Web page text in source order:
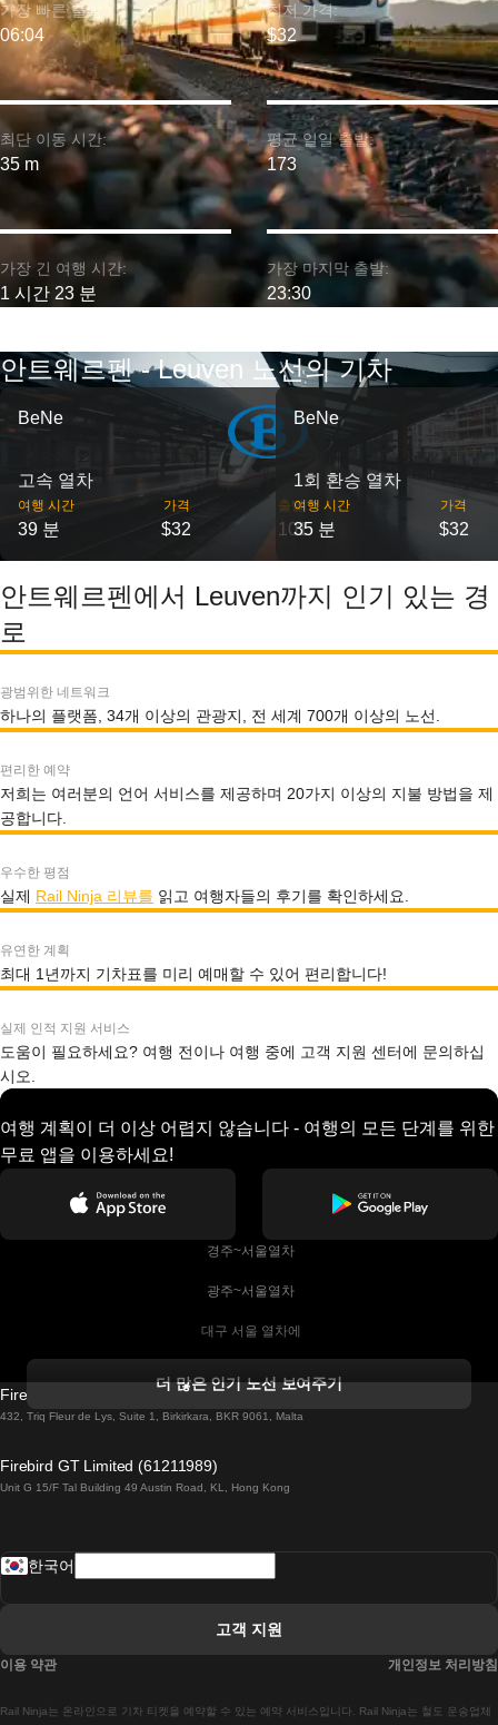
최단 이동 시간:
35 m
가장 빠른 출발:
06:04
가장 긴 여행 시간:
1 시간 23 분
최저 가격:
$32
평균 일일 출발:
173
가장 마지막 출발:
23:30
안트웨르펜 - Leuven 노선의 기차
BeNe
고속 열차
여행 시간
39 분
가격
$32
출발
101
BeNe
1회 환승 열차
여행 시간
35 분
가격
$32
안트웨르펜에서 Leuven까지 인기 있는 경
로
광범위한 네트워크
하나의 플랫폼, 34개 이상의 관광지, 전 세계 700개 이상의 노선.
편리한 예약
저희는 여러분의 언어 서비스를 제공하며 20가지 이상의 지불 방법을 제
공합니다.
우수한 평점
실제 Rail Ninja 리뷰를 읽고 여행자들의 후기를 확인하세요.
유연한 계획
최대 1년까지 기차표를 미리 예매할 수 있어 편리합니다!
실제 인적 지원 서비스
도움이 필요하세요? 여행 전이나 여행 중에 고객 지원 센터에 문의하십
시오.
여행 계획이 더 이상 어렵지 않습니다 - 여행의 모든 단계를 위한
무료 앱을 이용하세요!
경주~서울열차
광주~서울열차
대구 서울 열차에
더블린에서 골웨이 열차
로마에서 나폴리 열차
더 많은 인기 노선 보여주기
Firebird GT Limited (OC 1451)
432, Triq Fleur de Lys, Suite 1, Birkirkara, BKR 9061, Malta
Firebird GT Limited (61211989)
Unit G 15/F Tal Building 49 Austin Road, KL, Hong Kong
Rail Ninja는 온라인으로 기차 티켓을 예약할 수 있는 예약 서비스입니다. Rail Ninja는 철도 운송업체
한국어
고객 지원
이용 약관 개인정보 처리방침